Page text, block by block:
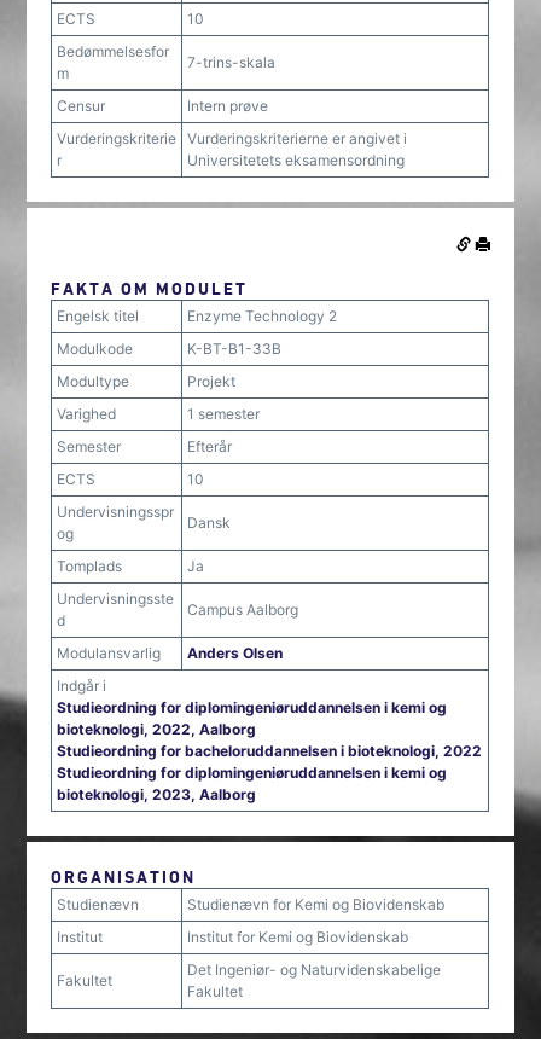
ECTS
10
Bedømmelsesfor
m
7-trins-skala
Censur
Intern prøve
Vurderingskriterie
r
Vurderingskriterierne er angivet i
Universitetets eksamensordning
FAKTA OM MODULET
Engelsk titel
Enzyme Technology 2
Modulkode
K-BT-B1-33B
Modultype
Projekt
Varighed
1 semester
Semester
Efterår
ECTS
10
Undervisningsspr
og
Dansk
Tomplads
Ja
Undervisningsste
d
Campus Aalborg
Modulansvarlig
Anders Olsen
Indgår i
Studieordning for diplomingeniøruddannelsen i kemi og
bioteknologi, 2022, Aalborg
Studieordning for bacheloruddannelsen i bioteknologi, 2022
Studieordning for diplomingeniøruddannelsen i kemi og
bioteknologi, 2023, Aalborg
ORGANISATION
Studienævn
Studienævn for Kemi og Biovidenskab
Institut
Institut for Kemi og Biovidenskab
Fakultet
Det Ingeniør- og Naturvidenskabelige
Fakultet